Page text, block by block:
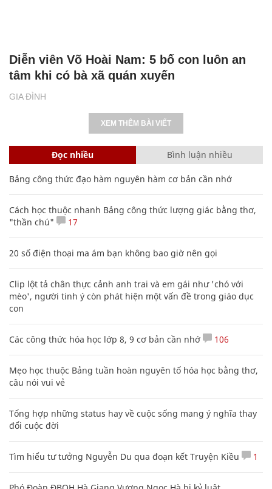
GIA ĐÌNH
Diễn viên Võ Hoài Nam: 5 bố con luôn an
tâm khi có bà xã quán xuyến
XEM THÊM BÀI VIẾT
Đọc nhiều Bình luận nhiều
Bảng công thức đạo hàm nguyên hàm cơ bản cần nhớ
Cách học thuộc nhanh Bảng công thức lượng giác bằng thơ,
"thần chú"
17
20 số điện thoại ma ám bạn không bao giờ nên gọi
Clip lột tả chân thực cảnh anh trai và em gái như 'chó với
mèo', người tinh ý còn phát hiện một vấn đề trong giáo dục
con
Các công thức hóa học lớp 8, 9 cơ bản cần nhớ 106
Mẹo học thuộc Bảng tuần hoàn nguyên tố hóa học bằng thơ,
câu nói vui vẻ
Tổng hợp những status hay về cuộc sống mang ý nghĩa thay
đổi cuộc đời
Tìm hiểu tư tưởng Nguyễn Du qua đoạn kết Truyện Kiều 1